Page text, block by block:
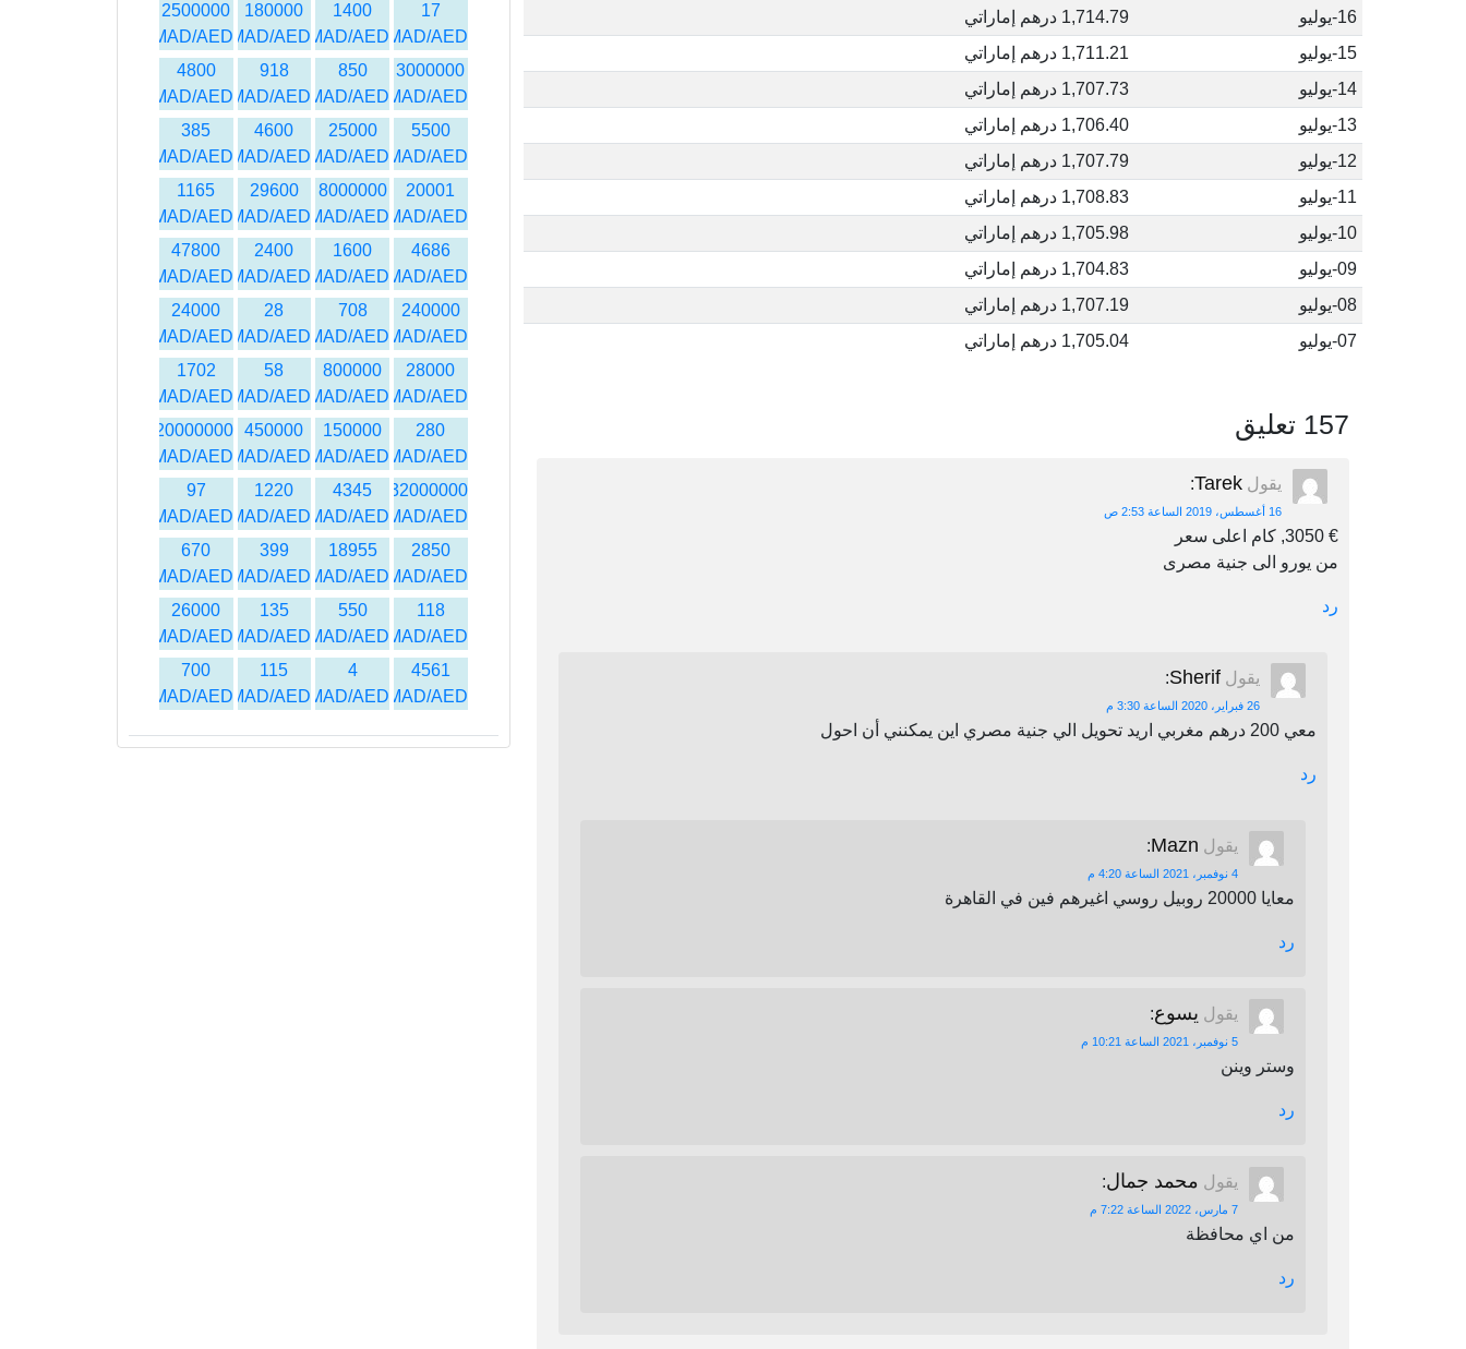
16-يوليو
1,714.79 درهم إماراتي
15-يوليو
1,711.21 درهم إماراتي
14-يوليو
1,707.73 درهم إماراتي
13-يوليو
1,706.40 درهم إماراتي
12-يوليو
1,707.79 درهم إماراتي
11-يوليو
1,708.83 درهم إماراتي
10-يوليو
1,705.98 درهم إماراتي
09-يوليو
1,704.83 درهم إماراتي
08-يوليو
1,707.19 درهم إماراتي
07-يوليو
1,705.04 درهم إماراتي
157 تعليق
يقول Tarek
:
16 أغسطس، 2019 الساعة 2:53 ص
€ 3050, كام اعلى سعر
من يورو الى جنية مصرى
رد
يقول Sherif
:
26 فبراير، 2020 الساعة 3:30 م
معي 200 درهم مغربي اريد تحويل الي جنية مصري اين يمكنني أن احول
رد
يقول Mazn
:
4 نوفمبر، 2021 الساعة 4:20 م
معايا 20000 روبيل روسي اغيرهم فين في القاهرة
رد
يقول يسوع:
5 نوفمبر، 2021 الساعة 10:21 م
وستر وينن
رد
يقول محمد جمال:
7 مارس، 2022 الساعة 7:22 م
من اي محافظة
رد
17
MAD/AED
1400
MAD/AED
180000
MAD/AED
2500000
MAD/AED
3000000
MAD/AED
850
MAD/AED
918
MAD/AED
4800
MAD/AED
5500
MAD/AED
25000
MAD/AED
4600
MAD/AED
385
MAD/AED
20001
MAD/AED
8000000
MAD/AED
29600
MAD/AED
1165
MAD/AED
4686
MAD/AED
1600
MAD/AED
2400
MAD/AED
47800
MAD/AED
240000
MAD/AED
708
MAD/AED
28
MAD/AED
24000
MAD/AED
28000
MAD/AED
800000
MAD/AED
58
MAD/AED
1702
MAD/AED
280
MAD/AED
150000
MAD/AED
450000
MAD/AED
120000000
MAD/AED
32000000
MAD/AED
4345
MAD/AED
1220
MAD/AED
97
MAD/AED
2850
MAD/AED
18955
MAD/AED
399
MAD/AED
670
MAD/AED
118
MAD/AED
550
MAD/AED
135
MAD/AED
26000
MAD/AED
4561
MAD/AED
4
MAD/AED
115
MAD/AED
700
MAD/AED